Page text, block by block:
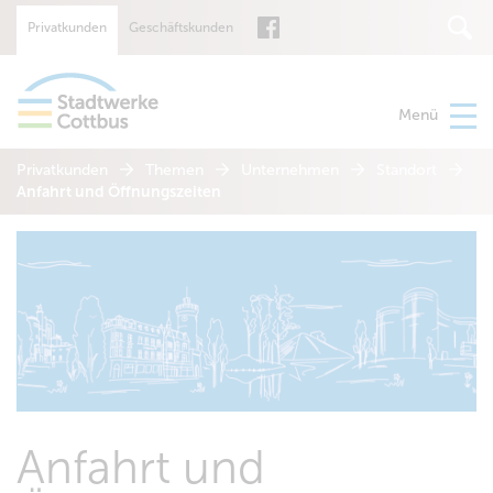
Suche
Privatkunden Geschäftskunden
Menü
Privatkunden
Anfahrt und Öffnungszeiten
Anfahrt und